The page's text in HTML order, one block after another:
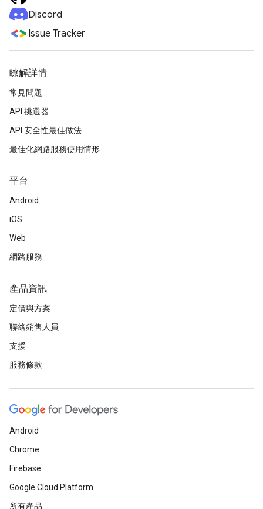
Discord
Issue Tracker
瞭解詳情
常見問題
API 挑選器
API 安全性最佳做法
最佳化網路服務使用情形
平台
Android
iOS
Web
網路服務
產品資訊
定價與方案
聯絡銷售人員
支援
服務條款
Android
Chrome
Firebase
Google Cloud Platform
所有產品